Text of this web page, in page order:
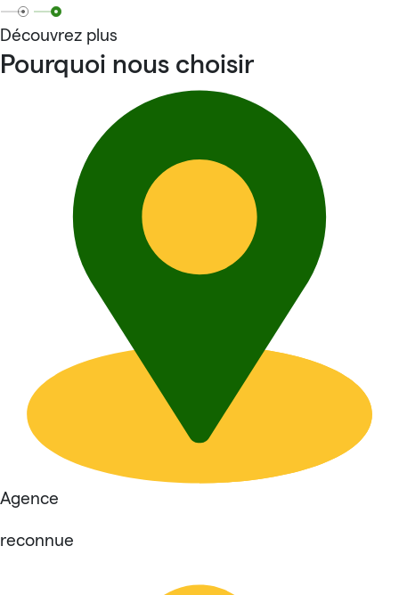
Découvrez plus
Pourquoi nous choisir
Agence
reconnue